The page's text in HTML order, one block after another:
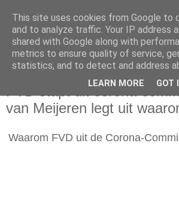
dinsdag 27 mei 2025
FVD stapt uit corona-
van Meijeren legt uit
Waarom FVD uit de Corona-
This site uses cookies from Google to
and to analyze traffic. Your IP address
shared with Google along with
metrics to ensure quality of service,
statistics, and to detect and address
LEARN MORE GOT